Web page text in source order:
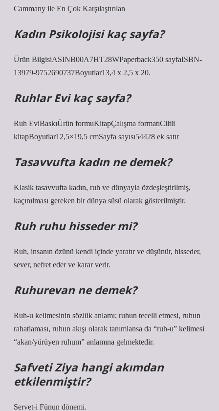
Cammany ile En Çok Karşılaştırılan
Kadın Psikolojisi kaç sayfa?
Ürün BilgisiASIN‎B00A7HT28WPaperback‎350 sayfaISBN-
13‎979-9752690737Boyutlar‎13,4 x 2,5 x 20.
Ruhlar Evi kaç sayfa?
Ruh EviBaskıÜrün formuKitapÇalışma formatıCiltli
kitapBoyutlar12,5×19,5 cmSayfa sayısı54428 ek satır
Tasavvufta kadın ne demek?
Klasik tasavvufta kadın, ruh ve dünyayla özdeşleştirilmiş,
kaçınılması gereken bir dünya süsü olarak gösterilmiştir.
Ruh ruhu hisseder mi?
Ruh, insanın özünü kendi içinde yaratır ve düşünür, hisseder,
sever, nefret eder ve karar verir.
Ruhurevan ne demek?
Ruh-u kelimesinin sözlük anlamı; ruhun tecelli etmesi, ruhun
rahatlaması, ruhun akışı olarak tanımlansa da “ruh-u” kelimesi
“akan/yürüyen ruhum” anlamına gelmektedir.
Safveti Ziya hangi akımdan
etkilenmiştir?
Servet-i Fünun dönemi.